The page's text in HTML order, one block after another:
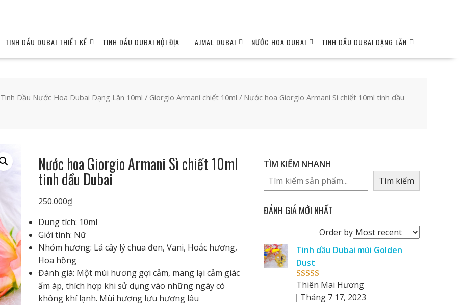
TINH DẦU DUBAI THIẾT KẾ TINH DẦU DUBAI NỘI ĐỊA AJMAL DUBAI NƯỚC HOA DUBAI TINH DẦU DUBAI DẠNG LĂN
Tinh Dầu Nước Hoa Dubai Dạng Lăn 10ml / Giorgio Armani chiết 10ml / Nước hoa Giorgio Armani Sì chiết 10ml tinh dầu
Nước hoa Giorgio Armani Sì chiết 10ml
tinh dầu Dubai
250.000₫
Dung tích: 10ml
Giới tính: Nữ
Nhóm hương: Lá cây lý chua đen, Vani, Hoắc hương,
Hoa hồng
Đánh giá: Một mùi hương gợi cảm, mang lại cảm giác
ấm áp, thích hợp khi sử dụng vào những ngày có
không khí lạnh. Mùi hương lưu hương lâu
TÌM KIẾM NHANH
Tìm kiếm
ĐÁNH GIÁ MỚI NHẤT
Order byOrder
reviews
by
Rated5 out
of 5
Tinh dầu Dubai mùi Golden
Dust
Thiên Mai Hương
Tháng 7 17, 2023